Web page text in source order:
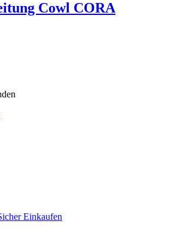
Cowl CORA